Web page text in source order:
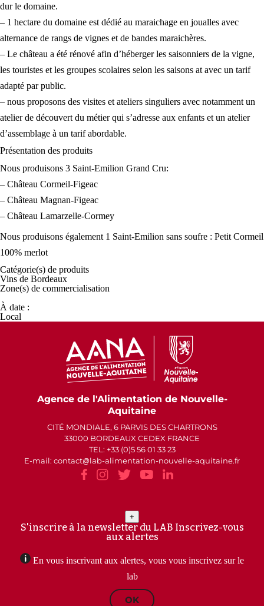
dur le domaine.
– 1 hectare du domaine est dédié au maraichage en joualles avec
alternance de rangs de vignes et de bandes maraichères.
– Le château a été rénové afin d’héberger les saisonniers de la vigne,
les touristes et les groupes scolaires selon les saisons at avec un tarif
adapté par public.
– nous proposons des visites et ateliers singuliers avec notamment un
atelier de découvert du métier qui s’adresse aux enfants et un atelier
d’assemblage à un tarif abordable.
Présentation des produits
Nous produisons 3 Saint-Emilion Grand Cru:
– Château Cormeil-Figeac
– Château Magnan-Figeac
– Château Lamarzelle-Cormey
Nous produisons également 1 Saint-Emilion sans soufre : Petit Cormeil
100% merlot
Catégorie(s) de produits
Vins de Bordeaux
Zone(s) de commercialisation
À date :
Local
Agence de l'Alimentation de Nouvelle-
Aquitaine
CITÉ MONDIALE, 6 PARVIS DES CHARTRONS
33000 BORDEAUX CEDEX FRANCE
TEL: +33 (0)5 56 01 33 23
E-mail: contact
lab-alimentation-nouvelle-aquitaine.fr
+
S'inscrire à la newsletter du LAB Inscrivez-vous
aux alertes
En vous inscrivant aux alertes, vous vous inscrivez sur le
lab
OK